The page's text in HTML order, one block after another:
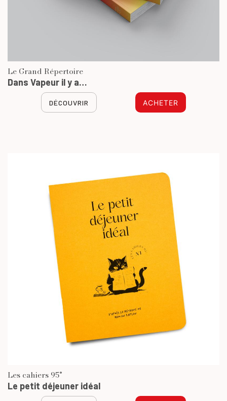
Le Grand Répertoire
Dans Vapeur il y a…
DÉCOUVRIR ACHETER
Les cahiers 95°
Le petit déjeuner idéal